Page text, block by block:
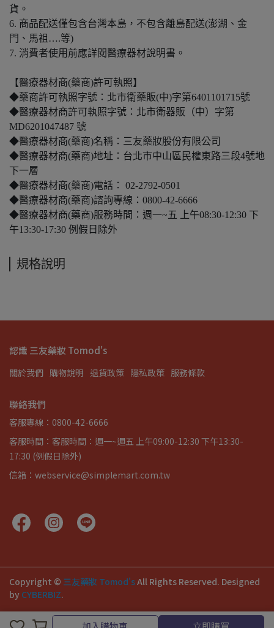
貨。
6. 商品配送僅包含台灣本島，不包含離島配送(澎湖、金
門、馬祖….等)
7. 消費者使用前應詳閱醫療器材說明書。
【醫療器材商(藥商)許可執照】
◆藥商許可執照字號：北市衛藥販(中)字第6401101715號
◆醫療器材商許可執照字號：北市衛器販（中）字第
MD6201047487 號
◆醫療器材商(藥商)名稱：三友藥妝股份有限公司
◆醫療器材商(藥商)地址：台北市中山區民權東路三段4號地
下一層
◆醫療器材商(藥商)電話： 02-2792-0501
◆醫療器材商(藥商)諮詢專線：0800-42-6666
◆醫療器材商(藥商)服務時間：週一~五 上午08:30-12:30 下
午13:30-17:30 例假日除外
規格說明
認識 三友藥妝 Tomod's
關於我們 購物說明 退貨政策 隱私政策 服務條款
聯絡我們
客服專線：0800-42-6666
客服時間：客服時間：週一~週五 上午09:00-12:30 下午13:30-
17:30 (例假日除外)
信箱：webservice@simplemart.com.tw
Copyright © 三友藥妝 Tomod'sAll Rights Reserved. Designed
by CYBERBIZ.